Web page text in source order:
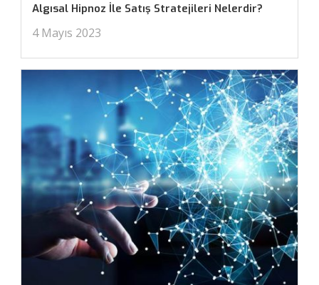
Algısal Hipnoz İle Satış Stratejileri Nelerdir?
4 Mayıs 2023